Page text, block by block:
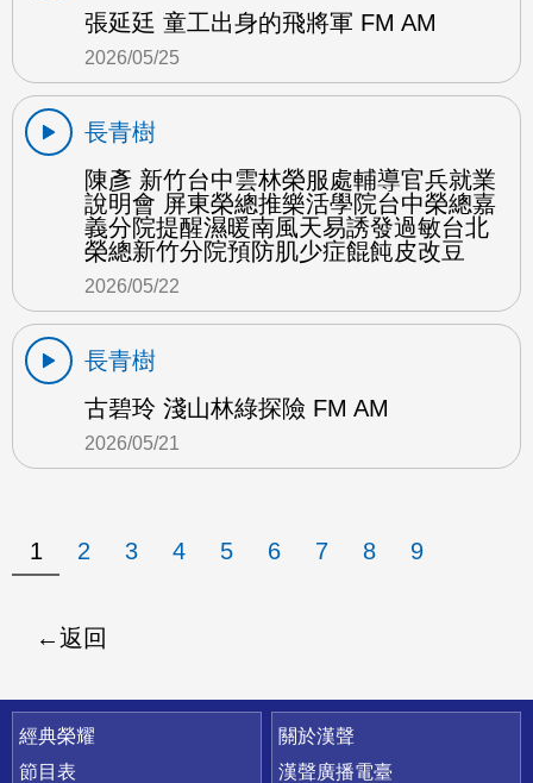
張延廷 童工出身的飛將軍 FM AM
2026/05/25
長青樹
陳彥 新竹台中雲林榮服處輔導官兵就業
說明會 屏東榮總推樂活學院台中榮總嘉
義分院提醒濕暖南風天易誘發過敏台北
榮總新竹分院預防肌少症餛飩皮改豆
2026/05/22
長青樹
古碧玲 淺山林綠探險 FM AM
2026/05/21
1 2 3 4 5 6 7 8 9
返回
快速連結
經典榮耀
節目表
關於漢聲
漢聲廣播電臺